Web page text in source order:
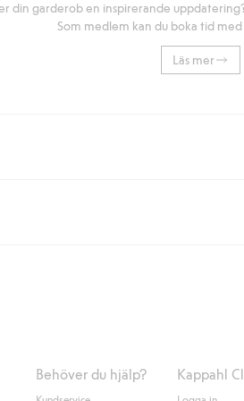
din garderob en inspirerande
Som medlem kan du boka tid
Läs mer
du handlar för över 500kr med
Behöver du hjälp? Kappahl